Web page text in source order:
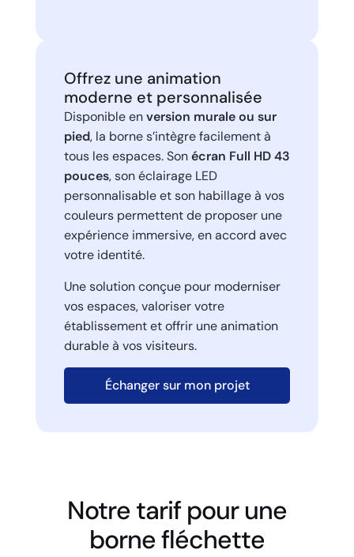
Offrez une animation
moderne et personnalisée
Disponible enversion murale ou sur
pied, la borne s’intègre facilement à
tous les espaces. Sonécran Full HD 43
pouces, son éclairage LED
personnalisable et son habillage à vos
couleurs permettent de proposer une
expérience immersive, en accord avec
votre identité.
Une solution conçue pour moderniser
vos espaces, valoriser votre
établissement et offrir une animation
durable à vos visiteurs.
Échanger sur mon projet
Notre tarif pour une
borne fléchette